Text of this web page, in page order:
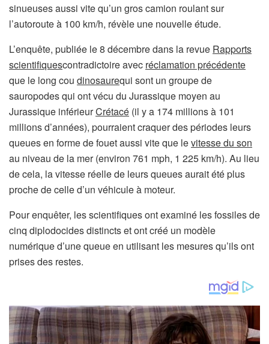
sinueuses aussi vite qu’un gros camion roulant sur
l’autoroute à 100 km/h, révèle une nouvelle étude.
L’enquête, publiée le 8 décembre dans la revue Rapports
scientifiques(
s
’
o
u
v
r
e
d
n
s
u
n
u
v
contradictoire avec réclamation précédente
que le long cou dinosaurequi sont un groupe de
sauropodes qui ont vécu du Jurassique moyen au
Jurassique inférieurCrétacé (il y a 174 millions à 101
millions d’années), pourraient craquer des périodes leurs
queues en forme de fouet aussi vite que levitesse du son
au niveau de la mer (environ 761 mph, 1 225 km/h). Au lieu
de cela, la vitesse réelle de leurs queues aurait été plus
proche de celle d’un véhicule à moteur.
Pour enquêter, les scientifiques ont examiné les fossiles de
cinq diplodocides distincts et ont créé un modèle
numérique d’une queue en utilisant les mesures qu’ils ont
prises des restes.